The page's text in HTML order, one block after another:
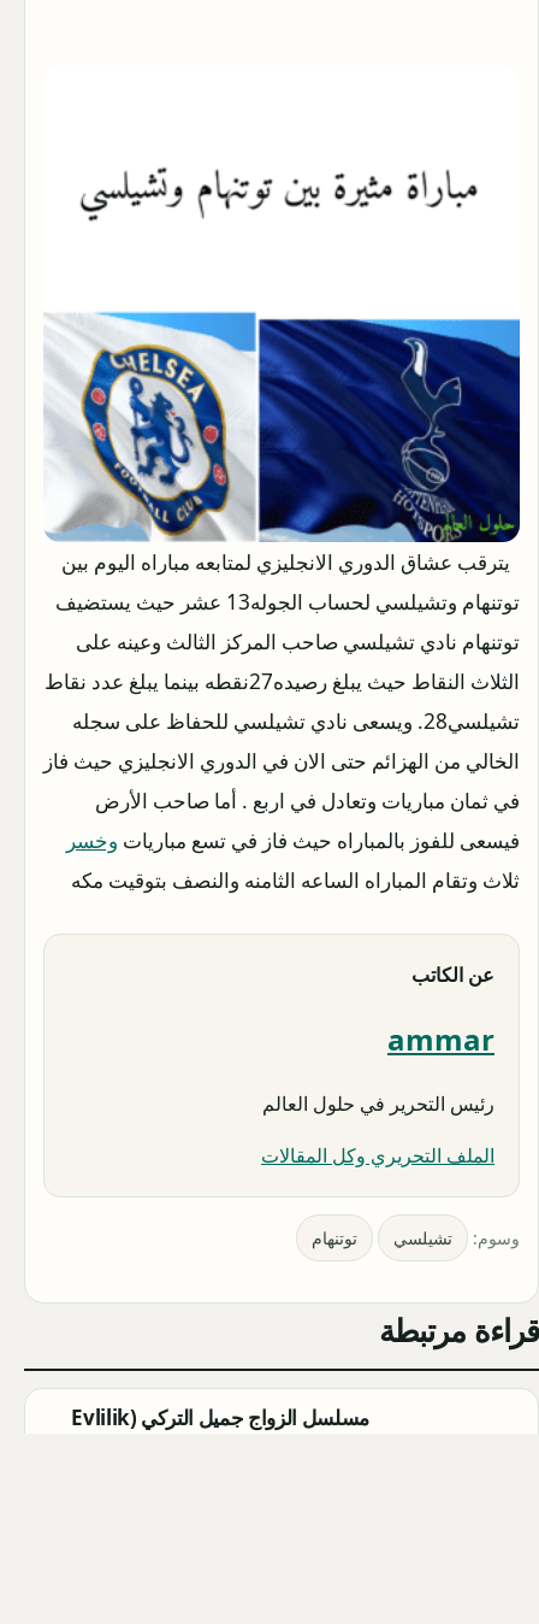
يترقب عشاق الدوري الانجليزي لمتابعه مباراه اليوم بين
توتنهام وتشيلسي لحساب الجوله13 عشر حيث يستضيف
توتنهام نادي تشيلسي صاحب المركز الثالث وعينه على
الثلاث النقاط
حيث يبلغ رصيده27نقطه بينما يبلغ عدد نقاط
تشيلسي28.
ويسعى نادي تشيلسي للحفاظ على سجله
الخالي من الهزائم حتى الان في الدوري الانجليزي حيث فاز
في ثمان مباريات وتعادل في اربع . أما صاحب الأرض
فيسعى للفوز بالمباراه حيث فاز في تسع مباريات وخسر
ثلاث وتقام المباراه الساعه الثامنه والنصف بتوقيت مكه
عن الكاتب
ammar
رئيس التحرير في حلول العالم
الملف التحريري وكل المقالات
وسوم: تشيلسي توتنهام
قراءة مرتبطة
مسلسل الزواج جميل التركي (Evlilik